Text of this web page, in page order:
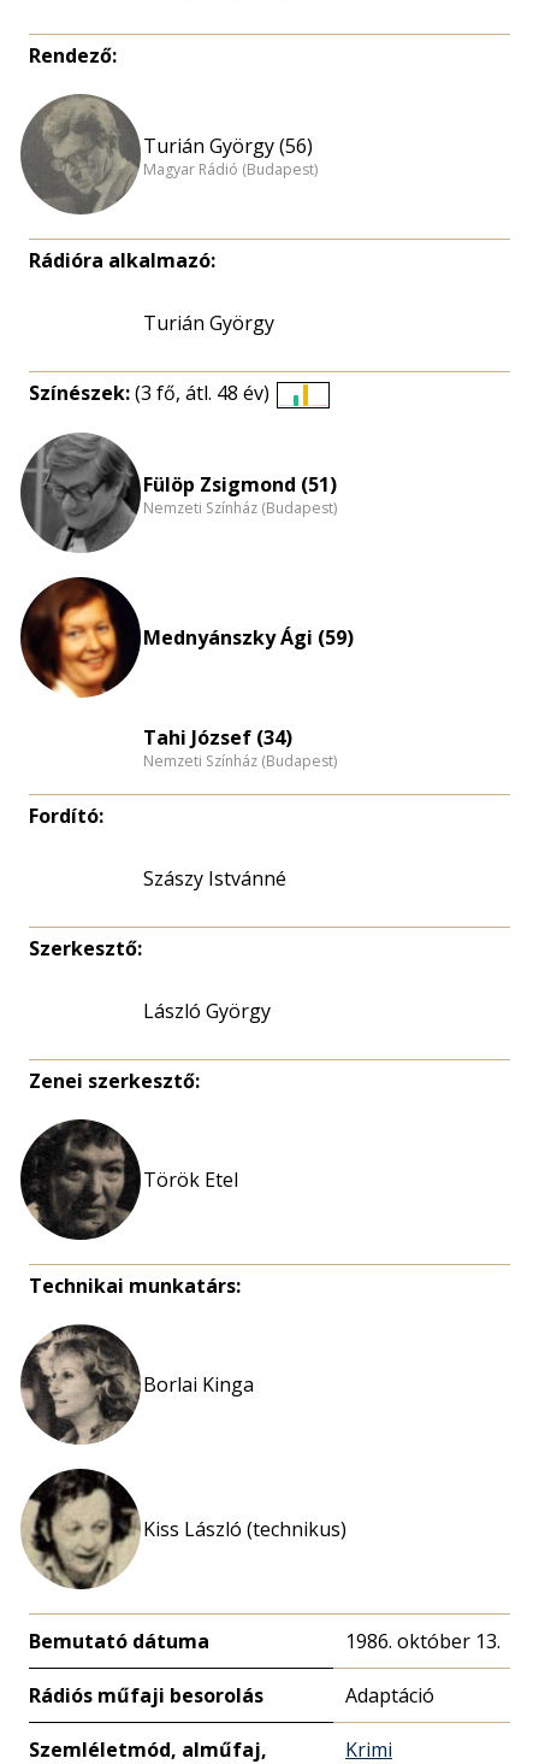
Rendező:
Turián György (56)
Magyar Rádió (Budapest)
Rádióra alkalmazó:
Turián György
Színészek:(3 fő, átl. 48 év)
nagyítása
Fülöp Zsigmond (51)
Nemzeti Színház (Budapest)
Mednyánszky Ági (59)
Tahi József (34)
Nemzeti Színház (Budapest)
Fordító:
Szászy Istvánné
Szerkesztő:
László György
Zenei szerkesztő:
Török Etel
Technikai munkatárs:
Borlai Kinga
Kiss László (technikus)
Bemutató dátuma 1986. október 13.
Rádiós műfaji besorolás Adaptáció
Szemléletmód, alműfaj,
Krimi